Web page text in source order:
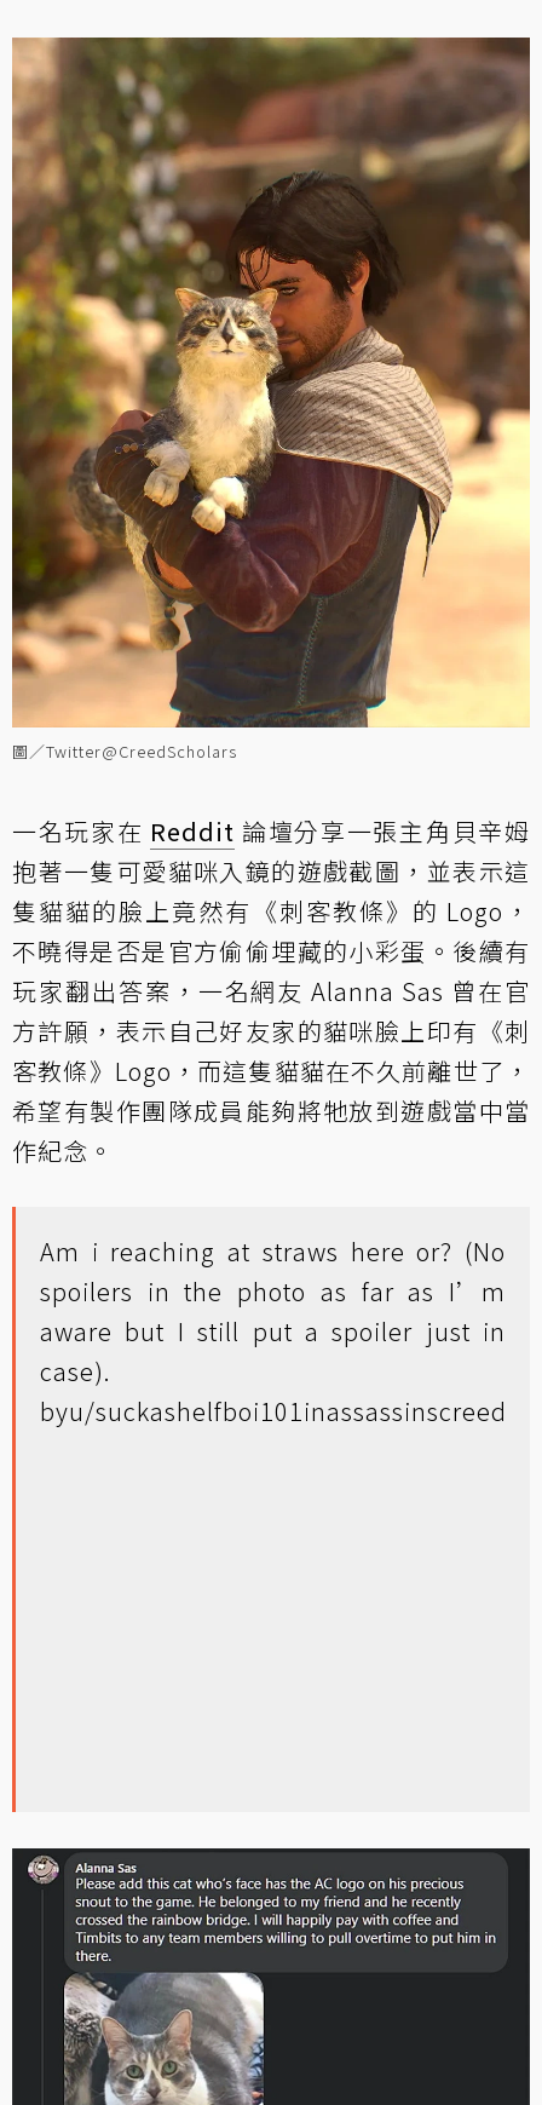
圖／Twitter@CreedScholars
一名玩家在 Reddit 論壇分享一張主角貝辛姆
抱著一隻可愛貓咪入鏡的遊戲截圖，並表示這
隻貓貓的臉上竟然有《刺客教條》的 Logo，
不曉得是否是官方偷偷埋藏的小彩蛋。後續有
玩家翻出答案，一名網友 Alanna Sas 曾在官
方許願，表示自己好友家的貓咪臉上印有《刺
客教條》Logo，而這隻貓貓在不久前離世了，
希望有製作團隊成員能夠將牠放到遊戲當中當
作紀念。
Am i reaching at straws here or? (No
spoilers in the photo as far as I’m
aware but I still put a spoiler just in
case).
byu/suckashelfboi101inassassinscreed